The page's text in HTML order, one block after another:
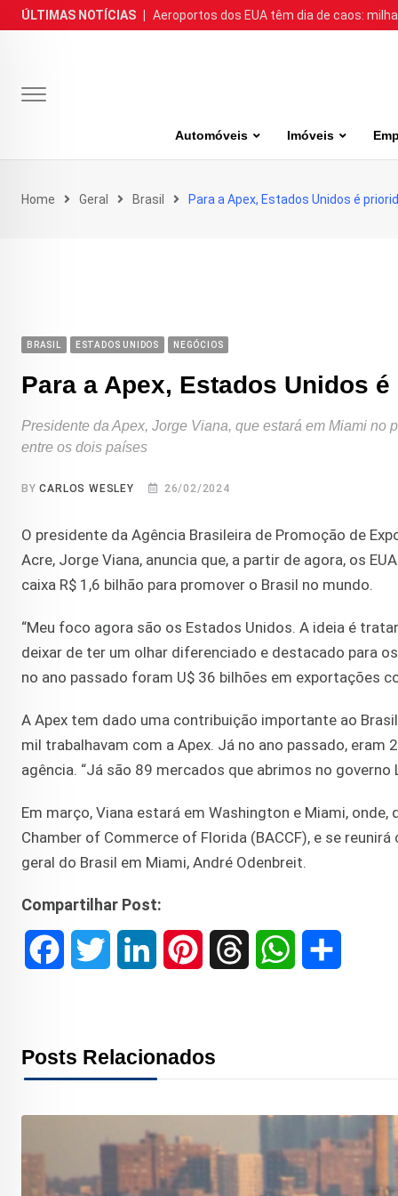
Skip
to
ÚLTIMAS NOTÍCIAS Aeroportos dos EUA têm dia de caos:
Automóveis Imóveis
Home Geral Brasil Para a Apex, Estados Unidos é
BRASIL ESTADOS UNIDOS NEGÓCIOS
Para a Apex, Estados Unidos
Presidente da Apex, Jorge Viana, que estará em Miami no
entre os dois países
BYCARLOS WESLEY 26/02/2024
O presidente da Agência Brasileira de Promoção de
Acre, Jorge Viana, anuncia que, a partir de agora, os
caixa R$ 1,6 bilhão para promover o Brasil no mundo.
“Meu foco agora são os Estados Unidos. A ideia é
deixar de ter um olhar diferenciado e destacado para
no ano passado foram U$ 36 bilhões em exportações
A Apex tem dado uma contribuição importante ao
mil trabalhavam com a Apex. Já no ano passado,
agência. “Já são 89 mercados que abrimos no governo
Em março, Viana estará em Washington e Miami,
Chamber of Commerce of Florida (BACCF), e se
geral do Brasil em Miami, André Odenbreit.
Compartilhar Post:
e
o
t
e
k
d
I
t
r
e
A
p
Posts Relacionados